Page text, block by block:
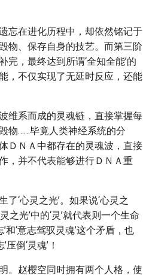
忘在进化历程中，却依然铭记于
物、保存自身的技艺。而第三阶
，最终达到所谓‘全知全能’的
，不仅实现了无延时反应，还能
维系而成的灵魂链，直接掌握每
物……毕竟人类神经系统的分
ＤＮＡ中都存在的灵魂波，直接
，并不代表能够进行ＤＮＡ重
‘心灵之光’。如果说‘心灵之
之光’中的‘灵’就代表则一个生命
和‘意志驾驭灵魂’这个矛盾，也
倒‘灵魂’！
。赵樱空同时拥有两个人格，使